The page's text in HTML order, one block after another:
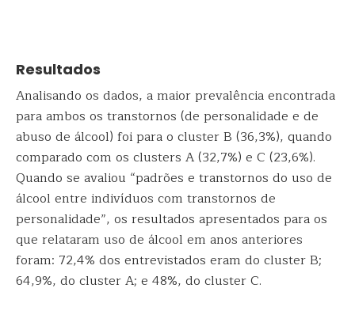
Resultados
Analisando os dados, a maior prevalência encontrada
para ambos os transtornos (de personalidade e de
abuso de álcool) foi para o cluster B (36,3%), quando
comparado com os clusters A (32,7%) e C (23,6%).
Quando se avaliou “padrões e transtornos do uso de
álcool entre indivíduos com transtornos de
personalidade”, os resultados apresentados para os
que relataram uso de álcool em anos anteriores
foram: 72,4% dos entrevistados eram do cluster B;
64,9%, do cluster A; e 48%, do cluster C.